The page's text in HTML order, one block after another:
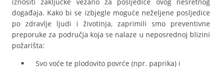
događaja. Kako bi se izbjegle moguće neželjene posljedice
po zdravlje ljudi i životinja, zaprimili smo preventivne
preporuke za područja koja se nalaze u neposrednoj blizini
požarišta:
Svo voće te plodovito povrće (npr. paprika) i